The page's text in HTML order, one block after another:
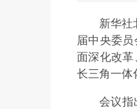
新华社
届中央委
面深化改革
长三角一体
会议指